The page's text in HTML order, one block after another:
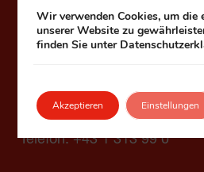
Häuser zum
Wohnhäuser – Häuser zum
1090 Wien, Seegasse 9
Telefon:+43 1 313 99 0
Wir verwenden Cookies, um
unserer Website zu
finden Sie unter
Akzeptieren Einstellungen